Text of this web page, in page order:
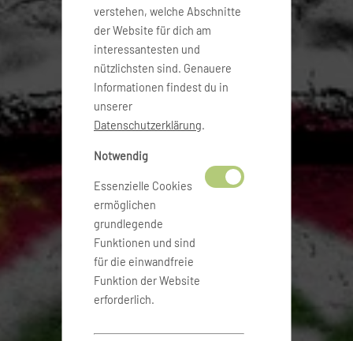
verstehen, welche Abschnitte
der Website für dich am
interessantesten und
nützlichsten sind. Genauere
Informationen findest du in
unserer
Datenschutzerklärung.
Notwendig
Essenzielle Cookies
ermöglichen
grundlegende
Funktionen und sind
für die einwandfreie
Funktion der Website
erforderlich.